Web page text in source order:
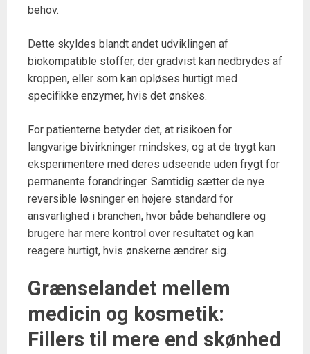
behov.
Dette skyldes blandt andet udviklingen af
biokompatible stoffer, der gradvist kan nedbrydes af
kroppen, eller som kan opløses hurtigt med
specifikke enzymer, hvis det ønskes.
For patienterne betyder det, at risikoen for
langvarige bivirkninger mindskes, og at de trygt kan
eksperimentere med deres udseende uden frygt for
permanente forandringer. Samtidig sætter de nye
reversible løsninger en højere standard for
ansvarlighed i branchen, hvor både behandlere og
brugere har mere kontrol over resultatet og kan
reagere hurtigt, hvis ønskerne ændrer sig.
Grænselandet mellem
medicin og kosmetik:
Fillers til mere end skønhed